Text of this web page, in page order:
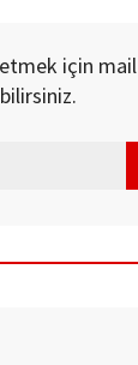
için mail